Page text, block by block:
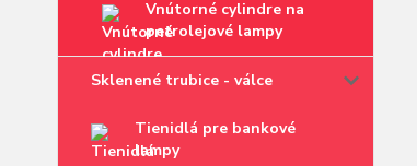
Vnútorné cylindre na
petrolejové lampy
Sklenené trubice - válce
Tienidlá pre bankové
lampy